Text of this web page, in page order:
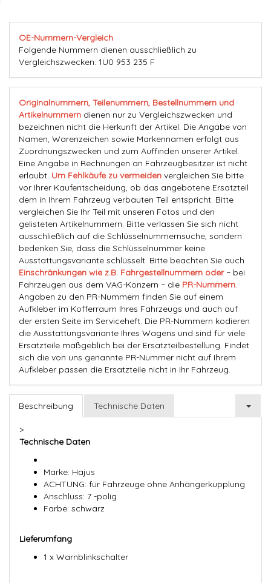
OE-Nummern-Vergleich
Folgende Nummern dienen ausschließlich zu
Vergleichszwecken: 1U0 953 235 F
Originalnummern, Teilenummern, Bestellnummern und
Artikelnummern dienen nur zu Vergleichszwecken und
bezeichnen nicht die Herkunft der Artikel. Die Angabe von
Namen, Warenzeichen sowie Markennamen erfolgt aus
Zuordnungszwecken und zum Auffinden unserer Artikel.
Eine Angabe in Rechnungen an Fahrzeugbesitzer ist nicht
erlaubt. Um Fehlkäufe zu vermeiden vergleichen Sie bitte
vor Ihrer Kaufentscheidung, ob das angebotene Ersatzteil
dem in Ihrem Fahrzeug verbauten Teil entspricht. Bitte
vergleichen Sie Ihr Teil mit unseren Fotos und den
gelisteten Artikelnummern. Bitte verlassen Sie sich nicht
ausschließlich auf die Schlüsselnummernsuche, sondern
bedenken Sie, dass die Schlüsselnummer keine
Ausstattungsvariante schlüsselt. Bitte beachten Sie auch
Einschränkungen wie z.B. Fahrgestellnummern oder− bei
Fahrzeugen aus dem VAG-Konzern − die PR-Nummern
Angaben zu den PR-Nummern finden Sie auf einem
Aufkleber im Kofferraum Ihres Fahrzeugs und auch auf
der ersten Seite im Serviceheft. Die PR-Nummern kodieren
die Ausstattungsvariante Ihres Wagens und sind für viele
Ersatzteile maßgeblich bei der Ersatzteilbestellung. Findet
sich die von uns genannte PR-Nummer nicht auf Ihrem
Aufkleber passen die Ersatzteile nicht in Ihr Fahrzeug.
Beschreibung Technische Daten
>
Technische Daten
Marke: Hajus
ACHTUNG: für Fahrzeuge ohne Anhängerkupplung
Anschluss: 7 -polig
Farbe: schwarz
Lieferumfang
1 x Warnblinkschalter